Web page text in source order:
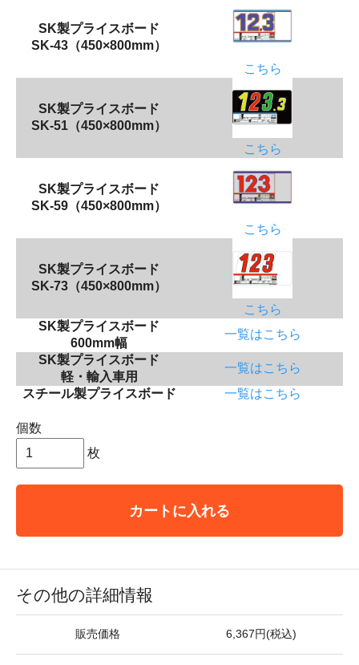
SK製プライスボード
SK-43（450×800mm）
こちら
SK製プライスボード
SK-51（450×800mm）
こちら
SK製プライスボード
SK-59（450×800mm）
こちら
SK製プライスボード
SK-73（450×800mm）
こちら
SK製プライスボード
600mm幅
一覧はこちら
SK製プライスボード
軽・輸入車用
一覧はこちら
スチール製プライスボード
一覧はこちら
個数
枚
カートに入れる
その他の詳細情報
販売価格 6,367円(税込)